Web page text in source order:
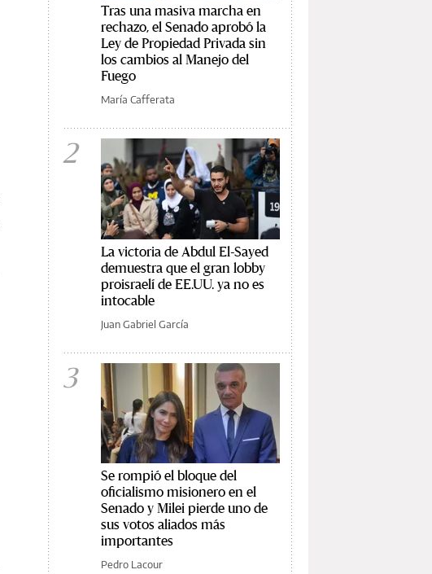
Tras una masiva marcha en
rechazo, el Senado aprobó la
Ley de Propiedad Privada sin
los cambios al Manejo del
Fuego
María Cafferata
2
La victoria de Abdul El-Sayed
demuestra que el gran lobby
proisraelí de EE.UU. ya no es
intocable
Juan Gabriel García
3
Se rompió el bloque del
oficialismo misionero en el
Senado y Milei pierde uno de
sus votos aliados más
importantes
Pedro Lacour